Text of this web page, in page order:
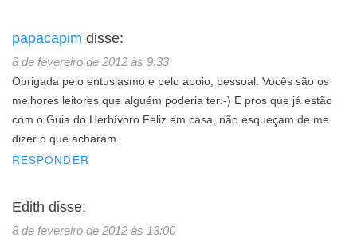
papacapim disse:
8 de fevereiro de 2012 às 9:33
Obrigada pelo entusiasmo e pelo apoio, pessoal. Vocês são os
melhores leitores que alguém poderia ter:-) E pros que já estão
com o Guia do Herbívoro Feliz em casa, não esqueçam de me
dizer o que acharam.
RESPONDER
Edith disse:
8 de fevereiro de 2012 às 13:00